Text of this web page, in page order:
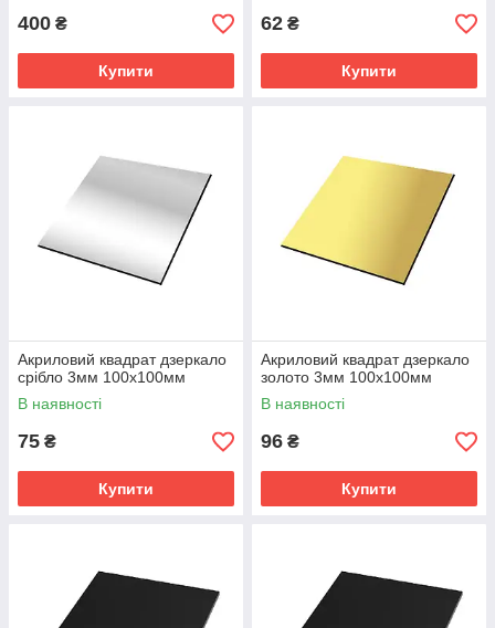
400 ₴
Купити
62 ₴
Купити
Акриловий квадрат дзеркало
срібло 3мм 100х100мм
В наявності
75 ₴
Купити
Акриловий квадрат дзеркало
золото 3мм 100х100мм
В наявності
96 ₴
Купити